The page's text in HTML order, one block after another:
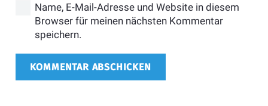
Name, E-Mail-Adresse und Website in diesem
Browser für meinen nächsten Kommentar
speichern.
KOMMENTAR ABSCHICKEN